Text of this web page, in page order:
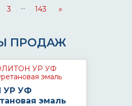
3 ... 143 »
ПРОДАЖ
УР УФ
эмаль